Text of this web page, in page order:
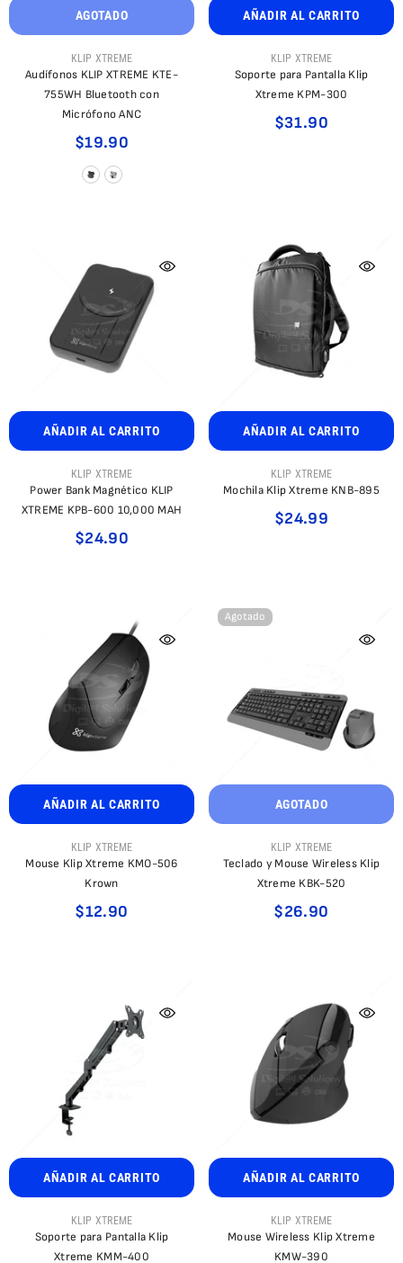
AGOTADO
PROVEEDOR:KLIP XTREME
Audífonos KLIP XTREME KTE-
755WH Bluetooth con
Micrófono ANC
$19.90
AÑADIR AL CARRITO
PROVEEDOR:KLIP XTREME
Soporte para Pantalla Klip
Xtreme KPM-300
$31.90
AÑADIR AL CARRITO
PROVEEDOR:KLIP XTREME
Power Bank Magnético KLIP
XTREME KPB-600 10,000 MAH
$24.90
AÑADIR AL CARRITO
PROVEEDOR:KLIP XTREME
Mochila Klip Xtreme KNB-895
$24.99
AÑADIR AL CARRITO
PROVEEDOR:KLIP XTREME
Mouse Klip Xtreme KMO-506
Krown
$12.90
Agotado
AGOTADO
PROVEEDOR:KLIP XTREME
Teclado y Mouse Wireless Klip
Xtreme KBK-520
$26.90
AÑADIR AL CARRITO
PROVEEDOR:KLIP XTREME
Soporte para Pantalla Klip
Xtreme KMM-400
AÑADIR AL CARRITO
PROVEEDOR:KLIP XTREME
Mouse Wireless Klip Xtreme
KMW-390